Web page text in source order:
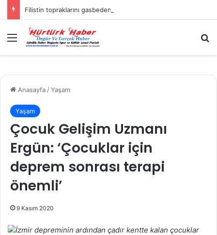
Menü
Anasayfa /Yaşam
Yaşam
Çocuk Gelişim Uzmanı
Ergün: ‘Çocuklar için
deprem sonrası terapi
önemli’
9 Kasım 2020
İzmir depreminin ardından çadır kentte kalan çocuklar